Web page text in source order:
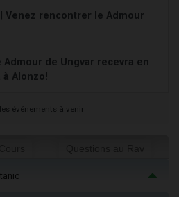
Venez rencontrer le Admour
Admour de Ungvar recevra en
à Alonzo!
événements à venir